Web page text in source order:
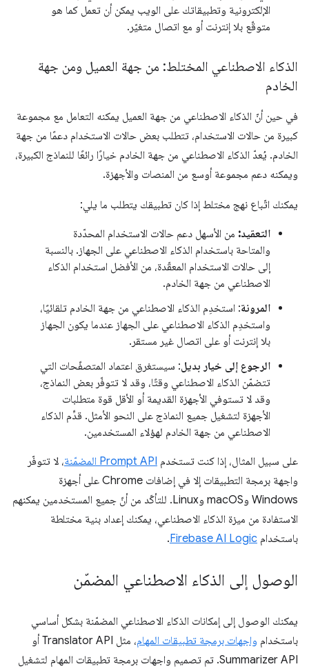
الإلكترونية وتطبيقاتك على الويب يمكن أن تعمل كما هو
متوقّع بلا إنترنت أو مع اتصال متغيّر.
الذكاء الاصطناعي المختلط: من جهة العميل ومن جهة
الخادم
في حين أنّ الذكاء الاصطناعي من جهة العميل يمكنه التعامل مع مجموعة
كبيرة من حالات الاستخدام، تتطلب بعض حالات الاستخدام دعمًا من جهة
الخادم. يُعدّ الذكاء الاصطناعي من جهة الخادم خيارًا رائعًا للنماذج الكبيرة،
ويمكنه دعم مجموعة أوسع من المنصات والأجهزة.
يمكنك اتّباع نهج مختلط إذا كان تطبيقك يتطلب ما يلي:
التعقيد: من الأسهل دعم حالات الاستخدام المحدّدة
والمتاحة باستخدام الذكاء الاصطناعي على الجهاز. بالنسبة
إلى حالات الاستخدام المعقّدة، من الأفضل استخدام الذكاء
الاصطناعي من جهة الخادم.
المرونة: استخدِم الذكاء الاصطناعي من جهة الخادم تلقائيًا،
واستخدِم الذكاء الاصطناعي على الجهاز عندما يكون الجهاز
بلا إنترنت أو على اتصال غير مستقر.
الرجوع إلى خيار بديل: سيستغرق اعتماد المتصفّحات التي
تتضمّن الذكاء الاصطناعي وقتًا، وقد لا تتوفّر بعض النماذج،
وقد لا تستوفي الأجهزة القديمة أو الأقل قوة متطلبات
الأجهزة لتشغيل جميع النماذج على النحو الأمثل. قدِّم الذكاء
الاصطناعي من جهة الخادم لهؤلاء المستخدمين.
على سبيل المثال، إذا كنت تستخدم Prompt API المضمّنة
، لا تتوفّر
واجهة برمجة التطبيقات إلا في إضافات Chrome على أجهزة
Windows وmacOS وLinux. للتأكّد من أنّ جميع المستخدمين يمكنهم
الاستفادة من ميزة الذكاء الاصطناعي، يمكنك إعداد بنية مختلطة
باستخدام Firebase AI Logic
.
الوصول إلى الذكاء الاصطناعي المضمّن
يمكنك الوصول إلى إمكانات الذكاء الاصطناعي المضمّنة بشكل أساسي
باستخدام واجهات برمجة تطبيقات المهام
، مثل Translator API أو
Summarizer API. تم تصميم واجهات برمجة تطبيقات المهام لتشغيل